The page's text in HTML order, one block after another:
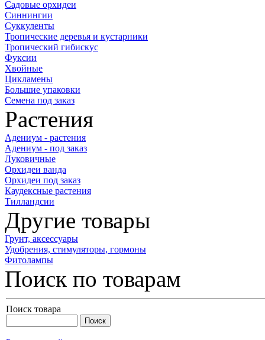
Садовые орхидеи
Синнингии
Суккуленты
Тропические деревья и кустарники
Тропический гибискус
Фуксии
Хвойные
Цикламены
Большие упаковки
Семена под заказ
Растения
Адениум - растения
Адениум - под заказ
Луковичные
Орхидеи ванда
Орхидеи под заказ
Каудексные растения
Тилландсии
Другие товары
Грунт, аксессуары
Удобрения, стимуляторы, гормоны
Фитолампы
Поиск по товарам
Поиск товара